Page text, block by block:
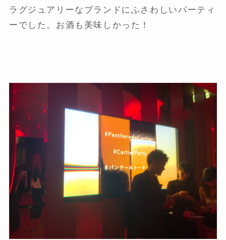
ラグジュアリーなブランドにふさわしいパーティ
ーでした。お酒も美味しかった！